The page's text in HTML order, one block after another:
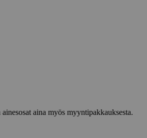
aina myös myyntipakkauksesta.